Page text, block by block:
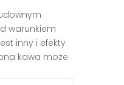
warunkiem
inny i efekty
kawa może